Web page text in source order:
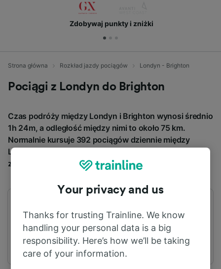
Zdobywaj punkty i zniżki
Strona główna Rozkład jazdy pociągów Londyn - Brighton
Pociągi z Londyn do Brighton
Czas podróży między Londyn i Brighton wynosi średnio
1h 24m, a odległość między nimi to około 75 km.
Normalnie kursuje 392 pociągów dziennie między
Londyn i Brighton, a bilety kosztują od 9,81 €, jeśli
zarezerwujesz z wyprzedzeniem.
03:10
01:13
Your privacy and us
Thanks for trusting Trainline. We know
handling your personal data is a big
responsibility. Here’s how we’ll be taking
care of your information.